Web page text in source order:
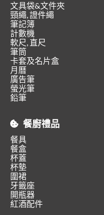
文具袋&文件夾
頸繩, 證件繩
筆記簿
計數機
軟尺, 直尺
筆筒
卡套及名片盒
月曆
廣告筆
螢光筆
鉛筆
餐廚禮品
餐具
餐盒
杯蓋
杯墊
圍裙
牙籤座
開瓶器
紅酒配件